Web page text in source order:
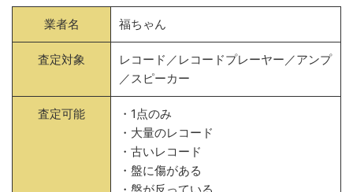
業者名 福ちゃん
査定対象
レコード／レコードプレーヤー／アンプ
／スピーカー
査定可能
・1点のみ
・大量のレコード
・古いレコード
・盤に傷がある